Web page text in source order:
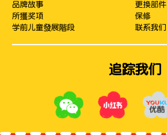
品牌故事
所獲奖项
学前儿童發展階段
更换部件
保修
联系我们
追踪我们